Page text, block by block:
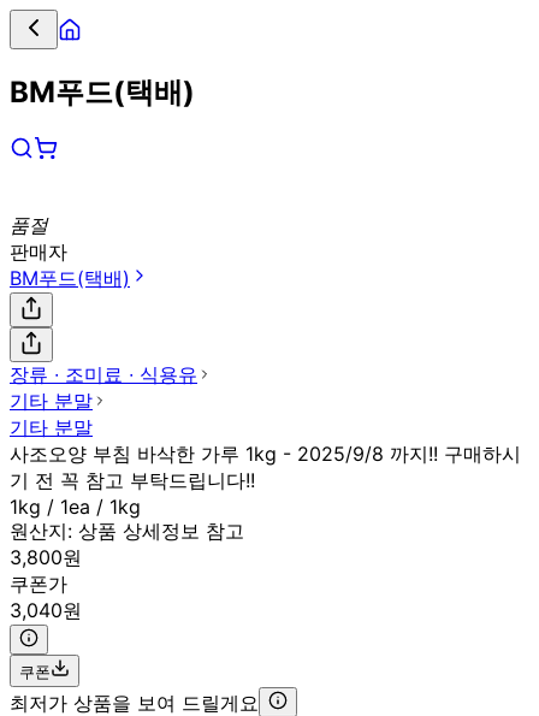
BM푸드(택배)
품절
판매자
BM푸드(택배)
장류 ∙ 조미료 ∙ 식용유
기타 분말
기타 분말
사조오양 부침 바삭한 가루 1kg - 2025/9/8 까지!! 구매하시
기 전 꼭 참고 부탁드립니다!!
1kg / 1ea / 1kg
원산지: 상품 상세정보 참고
3,800원
쿠폰가
3,040원
쿠폰
최저가 상품을 보여 드릴게요